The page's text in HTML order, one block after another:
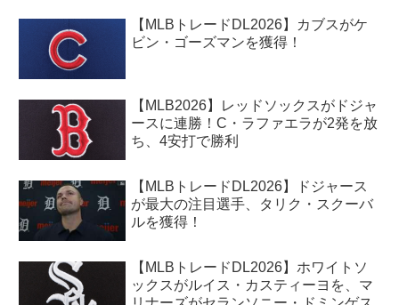
【MLBトレードDL2026】カブスがケ
ビン・ゴーズマンを獲得！
【MLB2026】レッドソックスがドジャ
ースに連勝！C・ラファエラが2発を放
ち、4安打で勝利
【MLBトレードDL2026】ドジャース
が最大の注目選手、タリク・スクーバ
ルを獲得！
【MLBトレードDL2026】ホワイトソ
ックスがルイス・カスティーヨを、マ